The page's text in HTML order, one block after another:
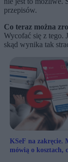
przepisów.
Co teraz można
Wycofać się z tego.
skąd wynika tak
KSeF na zakręcie.
mówią o kosztach,